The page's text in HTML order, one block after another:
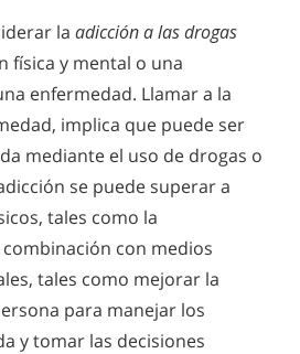
la adicción a las drogas
física y mental o una
enfermedad. Llamar a la
implica que puede ser
mediante el uso de drogas o
se puede superar a
tales como la
con medios
tales como mejorar la
para manejar los
y tomar las decisiones